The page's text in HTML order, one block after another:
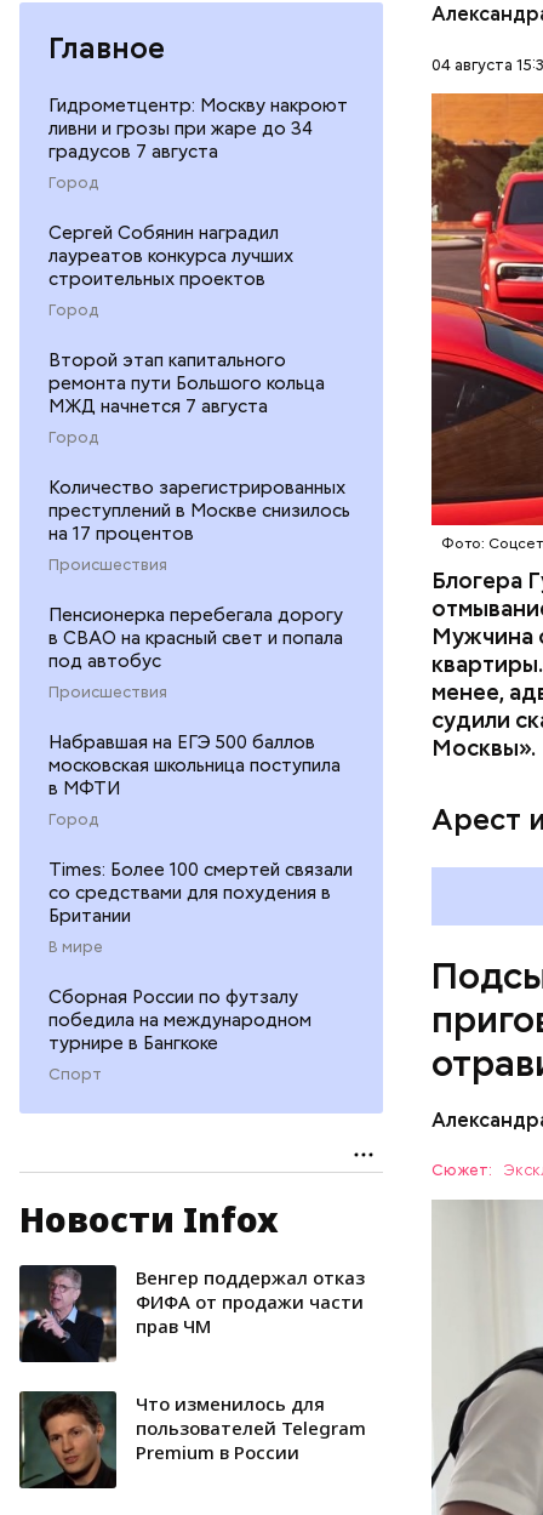
Главное
Гидрометцентр: Москву накроют
ливни и грозы при жаре до 34
градусов 7 августа
Город
Сергей Собянин наградил
лауреатов конкурса лучших
строительных проектов
Город
Второй этап капитального
ремонта пути Большого кольца
МЖД начнется 7 августа
Город
Количество зарегистрированных
преступлений в Москве снизилось
на 17 процентов
Происшествия
Пенсионерка перебегала дорогу
в СВАО на красный свет и попала
под автобус
Происшествия
Набравшая на ЕГЭ 500 баллов
московская школьница поступила
в МФТИ
Город
Times: Более 100 смертей связали
со средствами для похудения в
Британии
В мире
Сборная России по футзалу
победила на международном
турнире в Бангкоке
Спорт
Новости Infox
Венгер поддержал отказ
ФИФА от продажи части
прав ЧМ
Что изменилось для
пользователей Telegram
Premium в России
04 августа
Фото:
Блогера
Мужчина
менее,
судили
Москвы».
Арест
В мае
Гусейна
неуплате
размере.
НАЛОГИ
ГАСАН
Сюжет:
Все
изъятой
Видео:
скрытую
матери и
пищу ела